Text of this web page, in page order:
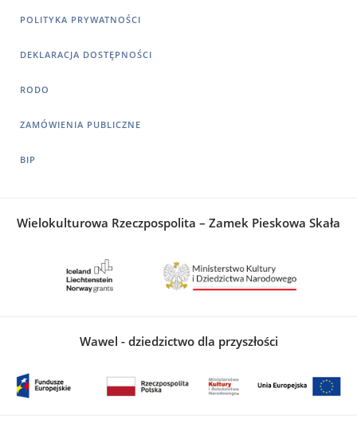
POLITYKA PRYWATNOŚCI
DEKLARACJA DOSTĘPNOŚCI
RODO
ZAMÓWIENIA PUBLICZNE
BIP
Wielokulturowa Rzeczpospolita – Zamek Pieskowa Skała
Wawel - dziedzictwo dla przyszłości